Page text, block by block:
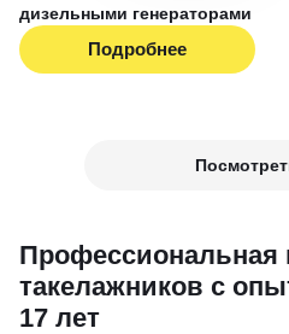
дизельными генераторами
Подробнее
Профессиональная
такелажников с
17 лет